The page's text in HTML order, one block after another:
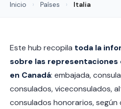
Inicio › Países › Italia
Este hub recopila toda la
sobre las
en Canadá: embajada,
consulados, viceconsulados,
consulados honorarios, según